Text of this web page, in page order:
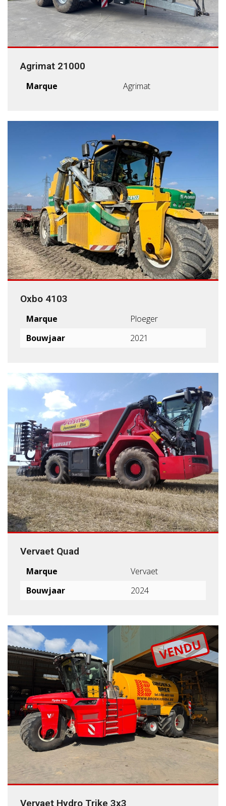
Agrimat 21000
Marque Agrimat
Oxbo 4103
Marque
Ploeger
Bouwjaar
2021
Vervaet Quad
Marque
Vervaet
Bouwjaar
2024
VENDU
Vervaet Hydro Trike 3x3